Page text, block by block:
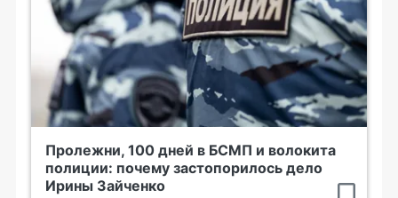
Пролежни, 100 дней в БСМП и волокита
полиции: почему застопорилось дело
Ирины Зайченко